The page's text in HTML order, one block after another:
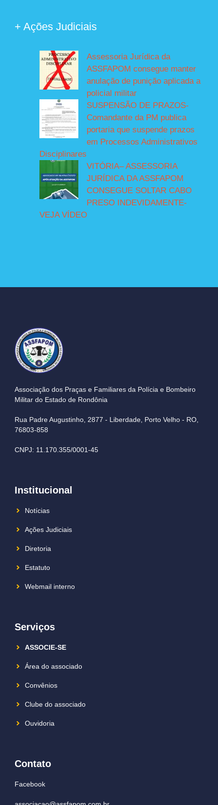
+ Ações Judiciais
Assessoria Jurídica da
ASSFAPOM consegue manter
anulação de punição aplicada a
policial militar
SUSPENSÃO DE PRAZOS-
Comandante da PM publica
portaria que suspende prazos
em Processos Administrativos
Disciplinares
VITÓRIA– ASSESSORIA
JURÍDICA DA ASSFAPOM
CONSEGUE SOLTAR CABO
PRESO INDEVIDAMENTE-
VEJA VÍDEO
Associação dos Praças e Familiares da Polícia e Bombeiro
Militar do Estado de Rondônia
Rua Padre Augustinho, 2877 - Liberdade, Porto Velho - RO,
76803-858
CNPJ: 11.170.355/0001-45
Institucional
Notícias
Ações Judiciais
Diretoria
Estatuto
Webmail interno
Serviços
ASSOCIE-SE
Área do associado
Convênios
Clube do associado
Ouvidoria
Contato
Facebook